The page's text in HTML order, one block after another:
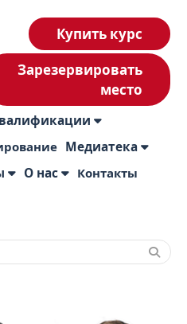
Купить курс
Зарезервировать
место
Медиатека
О нас Контакты